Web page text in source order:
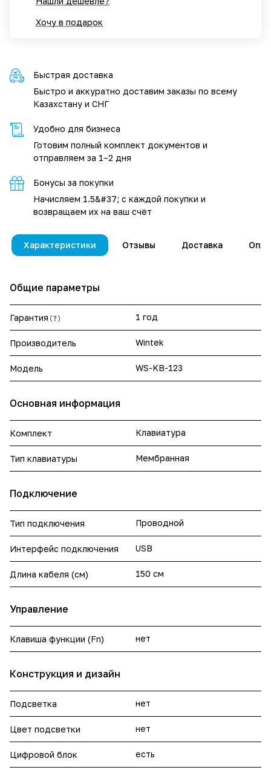
Хочу в подарок
Быстрая доставка
Быстро и аккуратно доставим заказы по всему
Казахстану и СНГ
Удобно для бизнеса
Готовим полный комплект документов и
отправляем за 1–2 дня
Бонусы за покупки
Начисляем 1.5&#37; с каждой покупки и
возвращаем их на ваш счёт
Характеристики Отзывы Доставка
Общие параметры
Гарантия ? 1 год
Производитель Wintek
Модель WS-KB-123
Основная информация
Комплект Клавиатура
Тип клавиатуры Мембранная
Подключение
Тип подключения Проводной
Интерфейс подключения USB
Длина кабеля (см) 150 см
Управление
Клавиша функции (Fn) нет
Конструкция и дизайн
Подсветка нет
Цвет подсветки нет
Цифровой блок есть